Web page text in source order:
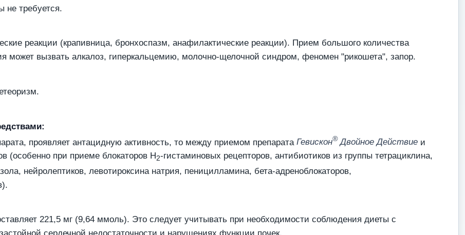
не требуется.
реакции (крапивница, бронхоспазм, анафилактические реакции). Прием большого количества
может вызвать алкалоз, гиперкальцемию, молочно-щелочной синдром, феномен "рикошета", запор.
проявляет антацидную активность, то между приемом препарата Гевискон®Двойное Действие и
(особенно при приеме блокаторов Н2-гистаминовых рецепторов, антибиотиков из группы тетрациклина,
нейролептиков, левотироксина натрия, пеницилламина, бета-адреноблокаторов,
221,5 мг (9,64 ммоль). Это следует учитывать при необходимости соблюдения диеты с